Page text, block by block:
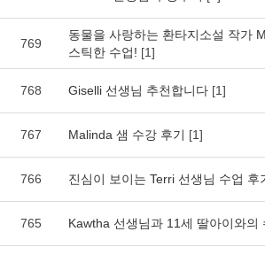
769
동물을 사랑하는 환타지소설 작가
스틱한 수업! [1]
768 Giselli 선생님 추천합니다 [1]
767 Malinda 샘 수강 후기 [1]
766 진심이 보이는 Terri 선생님 수업 후
765 Kawtha 선생님과 11세 딸아이와의